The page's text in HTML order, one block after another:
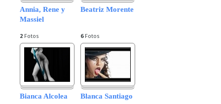
Annia, Rene y
Massiel
2 Fotos
Beatriz Morente
6Fotos
Bianca Alcolea Blanca Santiago